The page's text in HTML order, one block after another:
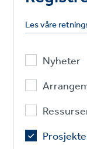
Les våre
Nyheter